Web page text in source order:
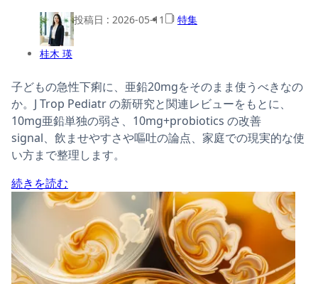
桂木 瑛
投稿日 : 2026-05-11 特集
子どもの急性下痢に、亜鉛20mgをそのまま使うべきなの
か。J Trop Pediatr の新研究と関連レビューをもとに、
10mg亜鉛単独の弱さ、10mg+probiotics の改善
signal、飲ませやすさや嘔吐の論点、家庭での現実的な使
い方まで整理します。
続きを読む